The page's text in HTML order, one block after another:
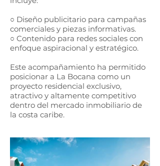
○ Diseño publicitario para campañas
comerciales y piezas informativas.
○ Contenido para redes sociales con
enfoque aspiracional y estratégico.
Este acompañamiento ha permitido
posicionar a La Bocana como un
proyecto residencial exclusivo,
atractivo y altamente competitivo
dentro del mercado inmobiliario de
la costa caribe.